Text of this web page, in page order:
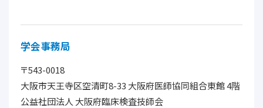
学会事務局
〒543-0018
大阪市天王寺区空清町8-33 大阪府医師協同組合東館 4階
公益社団法人 大阪府臨床検査技師会